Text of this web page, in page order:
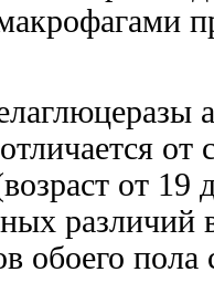
от
от 19
различий
обоего